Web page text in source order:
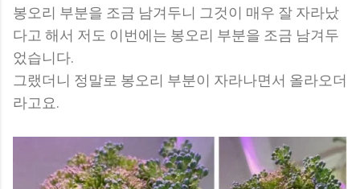
봉오리 부분을 조금 남겨두니 그것이 매우 잘 자라났
다고 해서 저도 이번에는 봉오리 부분을 조금 남겨두
었습니다.
그랬더니 정말로 봉오리 부분이 자라나면서 올라오더
라고요.